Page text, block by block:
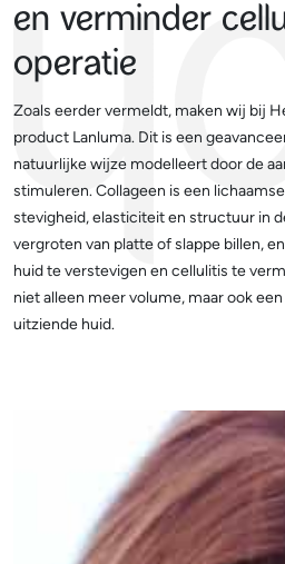
en verminder
operatie
Zoals eerder vermeldt, maken wij bij
product Lanluma. Dit is een
natuurlijke wijze modelleert door de
stimuleren. Collageen is een
stevigheid, elasticiteit en structuur in
vergroten van platte of slappe billen,
huid te verstevigen en cellulitis te
niet alleen meer volume, maar ook
uitziende huid.